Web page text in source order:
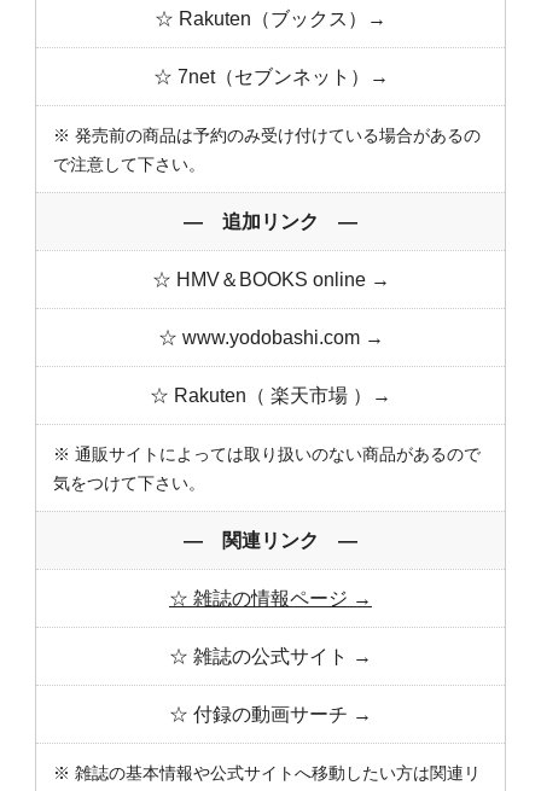
☆ Rakuten（ブックス）→
☆ 7net（セブンネット）→
※ 発売前の商品は予約のみ受け付けている場合があるの
で注意して下さい。
― 追加リンク ―
☆ HMV＆BOOKS online →
☆ www.yodobashi.com →
☆ Rakuten（ 楽天市場 ）→
※ 通販サイトによっては取り扱いのない商品があるので
気をつけて下さい。
― 関連リンク ―
☆ 雑誌の情報ページ →
☆ 雑誌の公式サイト →
☆ 付録の動画サーチ →
※ 雑誌の基本情報や公式サイトへ移動したい方は関連リ